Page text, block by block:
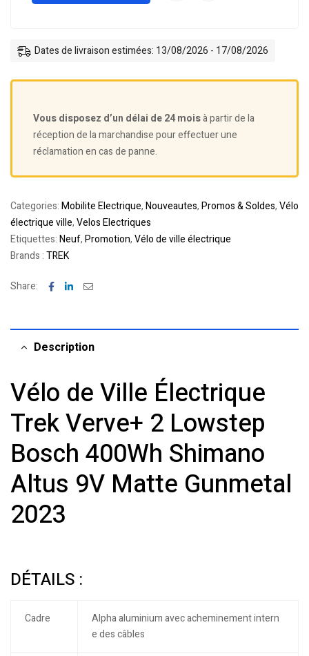
Dates de livraison estimées: 13/08/2026 - 17/08/2026
Vous disposez d’un délai de 24 moisà partir de la
réception de la marchandise pour effectuer une
réclamation en cas de panne.
Categories:Mobilite Electrique,Nouveautes,Promos & Soldes,Vélo
électrique ville,Velos Electriques
Etiquettes:Neuf,Promotion,Vélo de ville électrique
Brands :TREK
Share: Facebook
LinkedinEmail
Description
Vélo de Ville Électrique
Trek Verve+ 2 Lowstep
Bosch 400Wh Shimano
Altus 9V Matte Gunmetal
2023
DÉTAILS :
Cadre
Alpha aluminium avec acheminement intern
e des câbles